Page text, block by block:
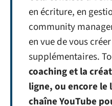
en écriture, en
community
en vue de vous
supplémentaires.
coaching et la
ligne, ou encore le
chaîne YouTube